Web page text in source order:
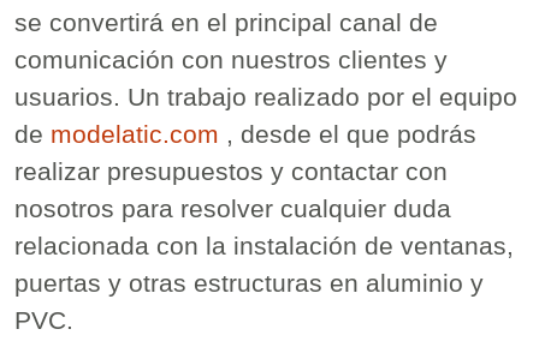
se convertirá en el principal canal de
comunicación con nuestros clientes y
usuarios. Un trabajo realizado por el equipo
de modelatic.com , desde el que podrás
realizar presupuestos y contactar con
nosotros para resolver cualquier duda
relacionada con la instalación de ventanas,
puertas y otras estructuras en aluminio y
PVC.